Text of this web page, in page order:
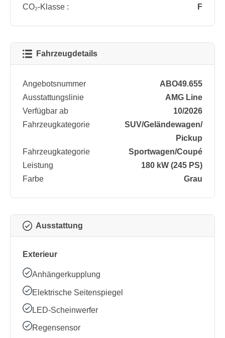
CO₂-Klasse :
F
Fahrzeugdetails
Angebotsnummer
ABO49.655
Ausstattungslinie
AMG Line
Verfügbar ab
10/2026
Fahrzeugkategorie
SUV/​Geländewagen/​
Pickup
Fahrzeugkategorie
Sportwagen/​Coupé
Leistung
180 kW (245 PS)
Farbe
Grau
Ausstattung
Exterieur
Anhängerkupplung
Elektrische Seitenspiegel
LED-Scheinwerfer
Regensensor